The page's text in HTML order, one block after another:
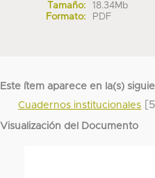
Tamaño:
18.34Mb
Formato:
PDF
Este ítem aparece en la(s)
Cuadernos institucionales
Visualización del Documento